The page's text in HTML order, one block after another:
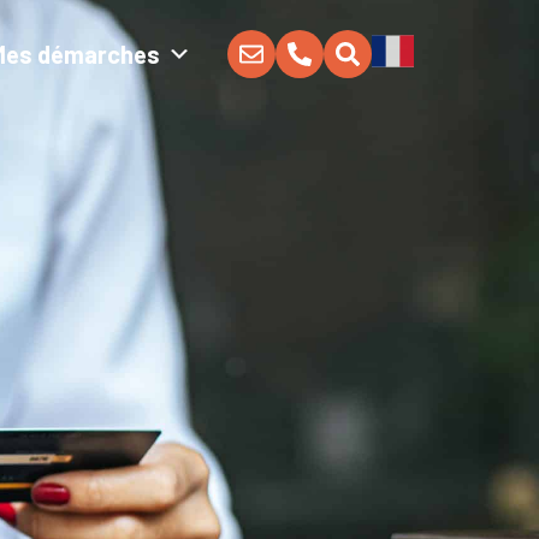
démarches